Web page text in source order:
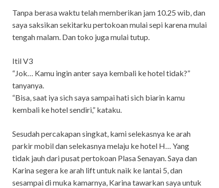
Tanpa berasa waktu telah memberikan jam 10.25 wib, dan
saya saksikan sekitarku pertokoan mulai sepi karena mulai
tengah malam. Dan toko juga mulai tutup.
Itil V3
“Jok… Kamu ingin anter saya kembali ke hotel tidak?”
tanyanya.
“Bisa, saat iya sich saya sampai hati sich biarin kamu
kembali ke hotel sendiri,” kataku.
Sesudah percakapan singkat, kami selekasnya ke arah
parkir mobil dan selekasnya melaju ke hotel H… Yang
tidak jauh dari pusat pertokoan Plasa Senayan. Saya dan
Karina segera ke arah lift untuk naik ke lantai 5, dan
sesampai di muka kamarnya, Karina tawarkan saya untuk